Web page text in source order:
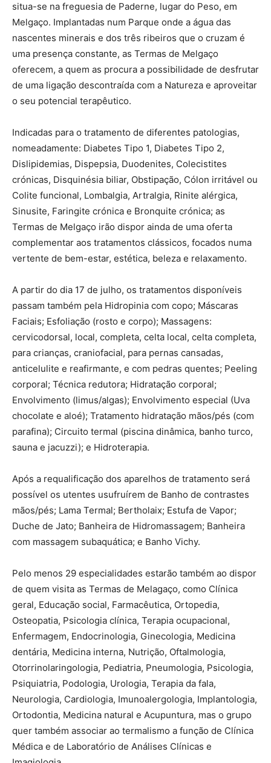
situa-se na freguesia de Paderne, lugar do Peso, em
Melgaço. Implantadas num Parque onde a água das
nascentes minerais e dos três ribeiros que o cruzam é
uma presença constante, as Termas de Melgaço
oferecem, a quem as procura a possibilidade de desfrutar
de uma ligação descontraída com a Natureza e aproveitar
o seu potencial terapêutico.
Indicadas para o tratamento de diferentes patologias,
nomeadamente: Diabetes Tipo 1, Diabetes Tipo 2,
Dislipidemias, Dispepsia, Duodenites, Colecistites
crónicas, Disquinésia biliar, Obstipação, Cólon irritável ou
Colite funcional, Lombalgia, Artralgia, Rinite alérgica,
Sinusite, Faringite crónica e Bronquite crónica; as
Termas de Melgaço irão dispor ainda de uma oferta
complementar aos tratamentos clássicos, focados numa
vertente de bem-estar, estética, beleza e relaxamento.
A partir do dia 17 de julho, os tratamentos disponíveis
passam também pela Hidropinia com copo; Máscaras
Faciais; Esfoliação (rosto e corpo); Massagens:
cervicodorsal, local, completa, celta local, celta completa,
para crianças, craniofacial, para pernas cansadas,
anticelulite e reafirmante, e com pedras quentes; Peeling
corporal; Técnica redutora; Hidratação corporal;
Envolvimento (limus/algas); Envolvimento especial (Uva
chocolate e aloé); Tratamento hidratação mãos/pés (com
parafina); Circuito termal (piscina dinâmica, banho turco,
sauna e jacuzzi); e Hidroterapia.
Após a requalificação dos aparelhos de tratamento será
possível os utentes usufruírem de Banho de contrastes
mãos/pés; Lama Termal; Bertholaix; Estufa de Vapor;
Duche de Jato; Banheira de Hidromassagem; Banheira
com massagem subaquática; e Banho Vichy.
Pelo menos 29 especialidades estarão também ao dispor
de quem visita as Termas de Melagaço, como Clínica
geral, Educação social, Farmacêutica, Ortopedia,
Osteopatia, Psicologia clínica, Terapia ocupacional,
Enfermagem, Endocrinologia, Ginecologia, Medicina
dentária, Medicina interna, Nutrição, Oftalmologia,
Otorrinolaringologia, Pediatria, Pneumologia, Psicologia,
Psiquiatria, Podologia, Urologia, Terapia da fala,
Neurologia, Cardiologia, Imunoalergologia, Implantologia,
Ortodontia, Medicina natural e Acupuntura, mas o grupo
quer também associar ao termalismo a função de Clínica
Médica e de Laboratório de Análises Clínicas e